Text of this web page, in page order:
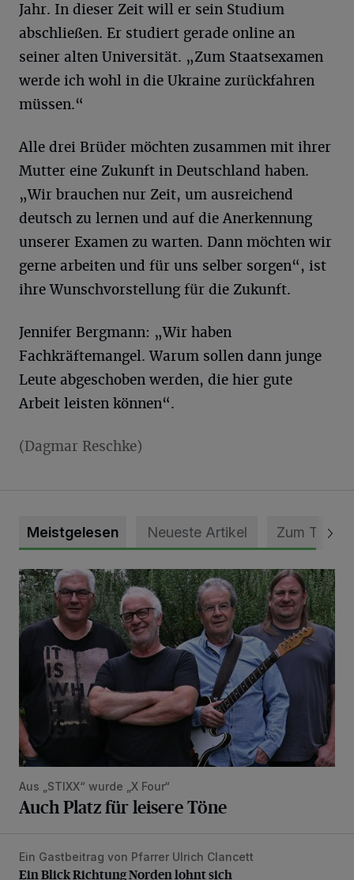
Jahr. In dieser Zeit will er sein Studium
abschließen. Er studiert gerade online an
seiner alten Universität. „Zum Staatsexamen
werde ich wohl in die Ukraine zurückfahren
müssen.“
Alle drei Brüder möchten zusammen mit ihrer
Mutter eine Zukunft in Deutschland haben.
„Wir brauchen nur Zeit, um ausreichend
deutsch zu lernen und auf die Anerkennung
unserer Examen zu warten. Dann möchten wir
gerne arbeiten und für uns selber sorgen“, ist
ihre Wunschvorstellung für die Zukunft.
Jennifer Bergmann: „Wir haben
Fachkräftemangel. Warum sollen dann junge
Leute abgeschoben werden, die hier gute
Arbeit leisten können“.
(Dagmar Reschke)
Meistgelesen Neueste Artikel Zum Thema
Auch Platz für leisere Töne
Aus „STIXX“ wurde „X Four“
Auch Platz für leisere Töne
Ein Blick Richtung Norden lohnt sich
Ein Gastbeitrag von Pfarrer Ulrich Clancett
Ein Blick Richtung Norden lohnt sich